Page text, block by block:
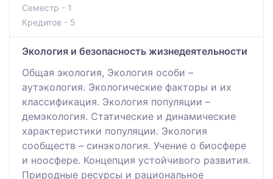
Семестр - 1
Кредитов - 5
Экология и безопасность жизнедеятельности
Общая экология, Экология особи –
аутэкология. Экологические факторы и их
классификация. Экология популяции –
демэкология. Статические и динамические
характеристики популяции. Экология
сообществ – синэкология. Учение о биосфере
и ноосфере. Концепция устойчивого развития.
Природные ресурсы и рациональное